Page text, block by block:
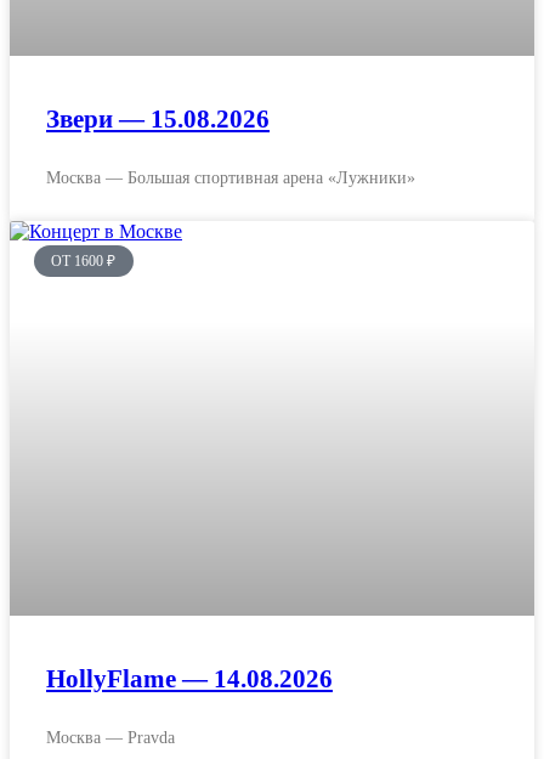
Звери — 15.08.2026
Москва — Большая спортивная арена «Лужники»
ОТ 1600 ₽
HollyFlame — 14.08.2026
Москва — Pravda